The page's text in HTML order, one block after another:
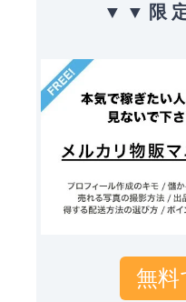
▼ ▼ 限
無料